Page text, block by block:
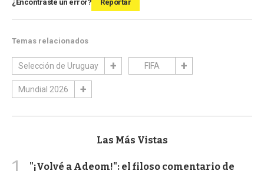
¿Encontraste un error? Reportar
Temas relacionados
Selección de Uruguay FIFA
Mundial 2026
Las Más Vistas
"¡Volvé a Adeom!": el filoso comentario de